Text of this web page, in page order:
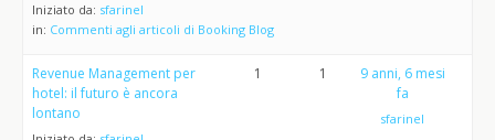
Iniziato da: sfarinel
in: Commenti agli articoli di Booking Blog
Revenue Management per
hotel: il futuro è ancora
lontano
1 1
9 anni, 6 mesi
fa
sfarinel